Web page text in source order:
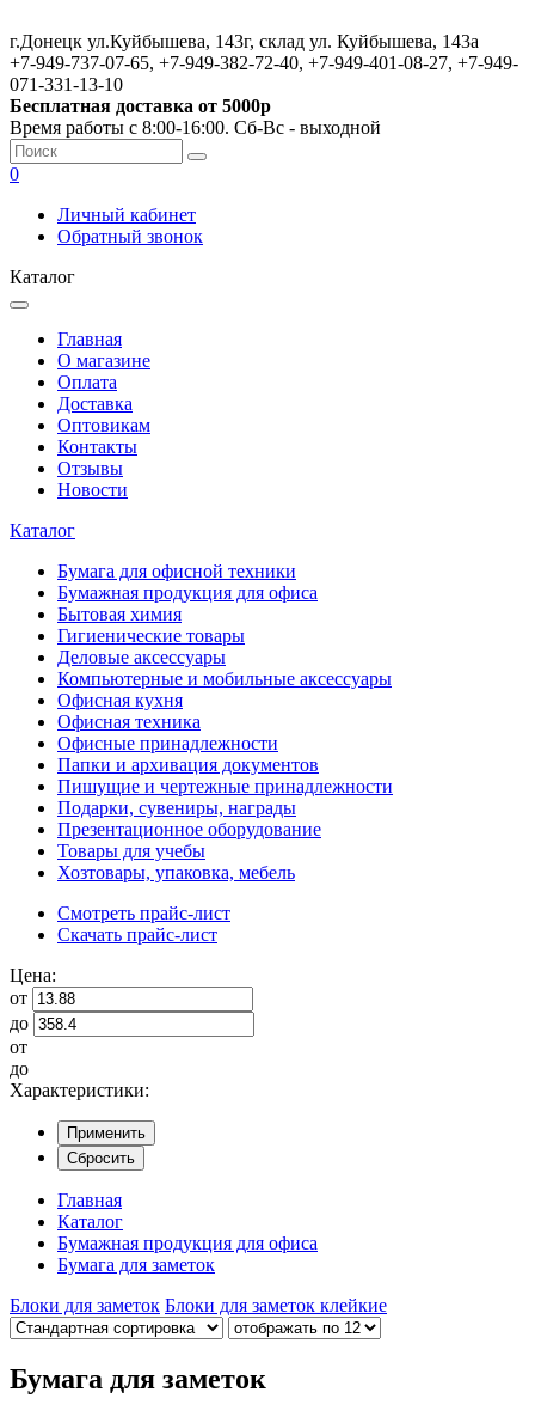
г.Донецк ул.Куйбышева, 143г, склад ул. Куйбышева, 143а
+7-949-737-07-65, +7-949-382-72-40, +7-949-401-08-27, +7-949-
071-331-13-10
Бесплатная доставка от 5000р
Время работы с 8:00-16:00. Сб-Вс - выходной
0
Личный кабинет
Обратный звонок
Каталог
Главная
О магазине
Оплата
Доставка
Оптовикам
Контакты
Отзывы
Новости
Каталог
Бумага для офисной техники
Бумажная продукция для офиса
Бытовая химия
Гигиенические товары
Деловые аксессуары
Компьютерные и мобильные аксессуары
Офисная кухня
Офисная техника
Офисные принадлежности
Папки и архивация документов
Пишущие и чертежные принадлежности
Подарки, сувениры, награды
Презентационное оборудование
Товары для учебы
Хозтовары, упаковка, мебель
Смотреть прайс-лист
Скачать прайс-лист
Цена:
от
до
от
до
Характеристики:
Применить
Сбросить
Главная
Каталог
Бумажная продукция для офиса
Бумага для заметок
Блоки для заметок Блоки для заметок клейкие
Бумага для заметок